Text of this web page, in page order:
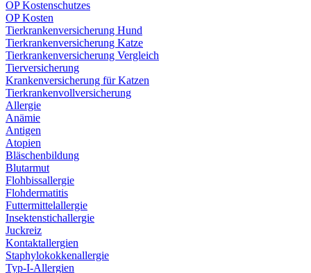
OP Kostenschutzes
OP Kosten
Tierkrankenversicherung Hund
Tierkrankenversicherung Katze
Tierkrankenversicherung Vergleich
Tierversicherung
Krankenversicherung für Katzen
Tierkrankenvollversicherung
Allergie
Anämie
Antigen
Atopien
Bläschenbildung
Blutarmut
Flohbissallergie
Flohdermatitis
Futtermittelallergie
Insektenstichallergie
Juckreiz
Kontaktallergien
Staphylokokkenallergie
Typ-I-Allergien